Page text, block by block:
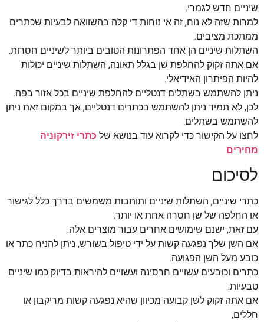
שיניים חדש לגמרי.
למרות שזה לא נוח, זה אי נוחות די קלה בהשוואה לבעיות שכתרים
ממתכת מציבים.
השתלות שיניים הן אחד הפתרונות הטובים ביותר לשיניים חסרות.
אם אתה זקוק להחלפת שן בגלל תאונה, השתלות שיניים יכולות
להיות הפיתרון האידיאלי.
ניתן להשתמש בשתלים דנטליים להחלפת שיניים בכל אזור בפה.
לכן, לא תמיד ניתן להשתמש בכתרים דנטליים, אך במקום זאת ניתן
להשתמש בשתלים.
לחצו על הקישור כדי לקרוא עוד בנושא של כתרי זירקוניה
מחירים
לסיכום
כתרי שיניים, השתלות שיניים ותותבות משמשים בדרך כלל לגישור
או החלפה של שן חסרה אחת או יותר.
עם זאת, ישנם שימושים אחרים עבור מוצרים אלה.
אם השן שלך נפגעה קשות על ידי טיפול בשורש, ניתן להניח כתר או
כובע מעל השן הפגועה.
כתרים וכובעים עשויים חרסינה ועשויים להיראות בדיוק כמו שיניים
טבעיות.
אם אתה זקוק לשן קבועה מכיוון שהיא נפגעה קשות מריקבון או
חללים,